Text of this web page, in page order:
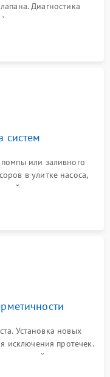
Диагностика
датчика мутности,
управления.
систем
или заливного
в улитке насоса,
ремонт платы
проводки.
Установка новых
исключения протечек.
системы,
поплавка.